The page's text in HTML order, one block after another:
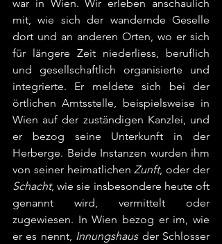
war in Wien. Wir erleben anschaulich
mit, wie sich der wandernde Geselle
dort und an anderen Orten, wo er sich
für längere Zeit niederliess, beruflich
und gesellschaftlich organisierte und
integrierte. Er meldete sich bei der
örtlichen Amtsstelle, beispielsweise in
Wien auf der zuständigen Kanzlei, und
er bezog seine Unterkunft in der
Herberge. Beide Instanzen wurden ihm
von seiner heimatlichen Zunft
Schacht, wie sie insbesondere heute oft
genannt wird, vermittelt oder
zugewiesen. In Wien bezog er im, wie
er es nennt, Innungshaus der Schlosser